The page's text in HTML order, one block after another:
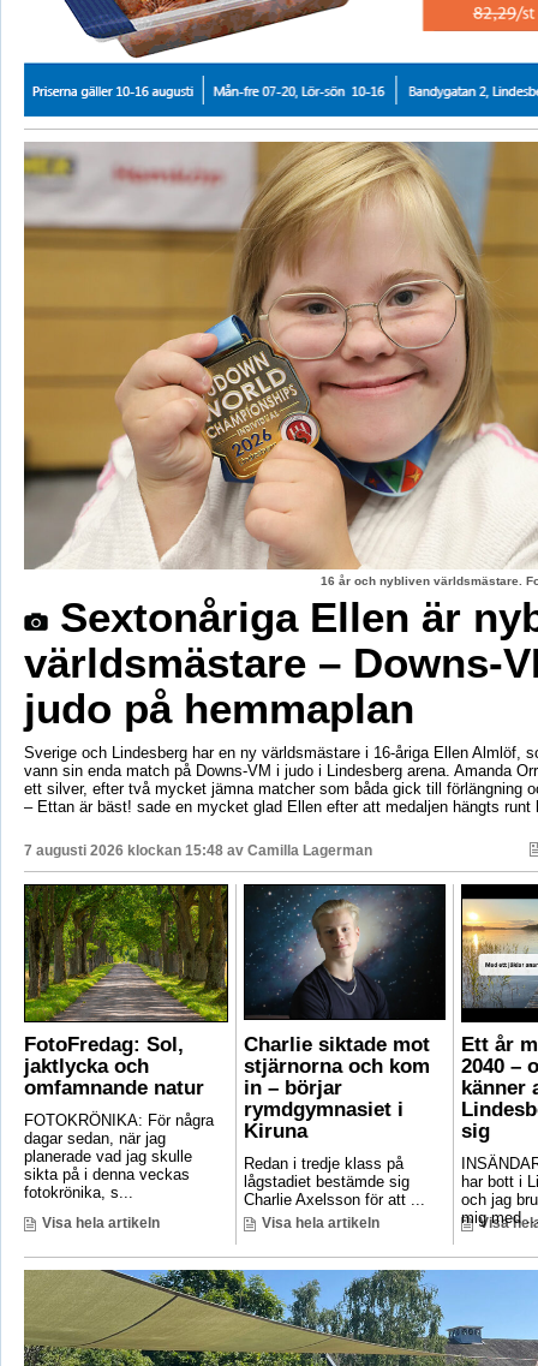
16 år och nybliven världsmästare.
Sextonåriga Ellen är
världsmästare – Downs-
judo på hemmaplan
Sverige och Lindesberg har en ny världsmästare i 16-åriga Ellen Almlöf,
vann sin enda match på Downs-VM i judo i Lindesberg arena. Amanda
ett silver, efter två mycket jämna matcher som båda gick till förlängning
– Ettan är bäst! sade en mycket glad Ellen efter att medaljen hängts runt
7 augusti 2026 klockan 15:48 av Camilla Lagerman
FotoFredag: Sol,
jaktlycka och
omfamnande natur
FOTOKRÖNIKA: För några
dagar sedan, när jag
planerade vad jag skulle
sikta på i denna veckas
fotokrönika, s...
Visa hela artikeln
Charlie siktade mot
stjärnorna och kom
in – börjar
rymdgymnasiet i
Kiruna
Redan i tredje klass på
lågstadiet bestämde sig
Charlie Axelsson för att ...
Visa hela artikeln
Ett år
2040 –
känner
sig
har bott i
och jag
mig med
Visa